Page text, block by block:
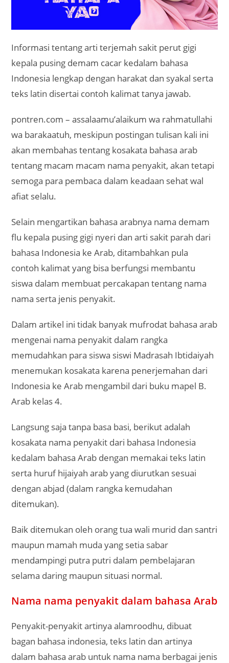
Informasi tentang arti terjemah sakit perut gigi
kepala pusing demam cacar kedalam bahasa
Indonesia lengkap dengan harakat dan syakal serta
teks latin disertai contoh kalimat tanya jawab.
pontren.com – assalaamu’alaikum wa rahmatullahi
wa barakaatuh, meskipun postingan tulisan kali ini
akan membahas tentang kosakata bahasa arab
tentang macam macam nama penyakit, akan tetapi
semoga para pembaca dalam keadaan sehat wal
afiat selalu.
Selain mengartikan bahasa arabnya nama demam
flu kepala pusing gigi nyeri dan arti sakit parah dari
bahasa Indonesia ke Arab, ditambahkan pula
contoh kalimat yang bisa berfungsi membantu
siswa dalam membuat percakapan tentang nama
nama serta jenis penyakit.
Dalam artikel ini tidak banyak mufrodat bahasa arab
mengenai nama penyakit dalam rangka
memudahkan para siswa siswi Madrasah Ibtidaiyah
menemukan kosakata karena penerjemahan dari
Indonesia ke Arab mengambil dari buku mapel B.
Arab kelas 4.
Langsung saja tanpa basa basi, berikut adalah
kosakata nama penyakit dari bahasa Indonesia
kedalam bahasa Arab dengan memakai teks latin
serta huruf hijaiyah arab yang diurutkan sesuai
dengan abjad (dalam rangka kemudahan
ditemukan).
Baik ditemukan oleh orang tua wali murid dan santri
maupun mamah muda yang setia sabar
mendampingi putra putri dalam pembelajaran
selama daring maupun situasi normal.
Nama nama penyakit dalam bahasa Arab
Penyakit-penyakit artinya alamroodhu, dibuat
bagan bahasa indonesia, teks latin dan artinya
dalam bahasa arab untuk nama nama berbagai jenis